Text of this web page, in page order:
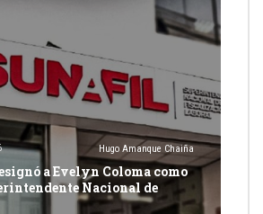
Hugo Amanque Chaiña
a Evelyn Coloma como
Nacional de